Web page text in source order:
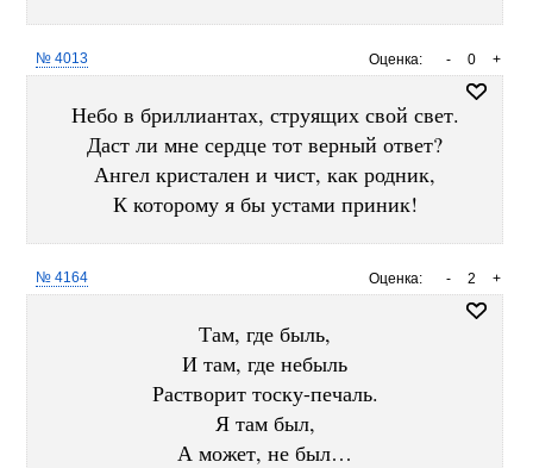
Оценка: +
0
-
№ 4013
Небо в бриллиантах, струящих свой свет.
Даст ли мне сердце тот верный ответ?
Ангел кристален и чист, как родник,
К которому я бы устами приник!
Оценка: +
2
-
№ 4164
Там, где быль,
И там, где небыль
Растворит тоску-печаль.
Я там был,
А может, не был…